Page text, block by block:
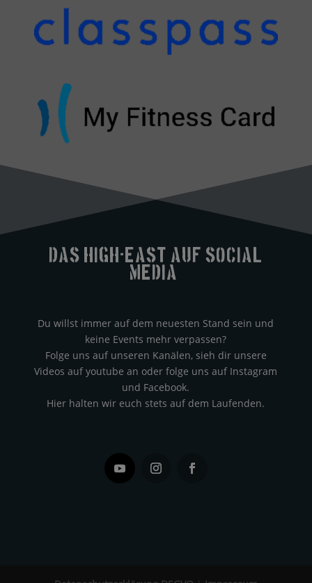
Das High-east auf Social
Media?
Du willst immer auf dem neuesten Stand sein und
keine Events mehr verpassen?
Folge uns auf unseren Kanälen, sieh dir unsere
Videos auf youtube an oder folge uns auf Instagram
und Facebook.
Hier halten wir euch stets auf dem Laufenden.